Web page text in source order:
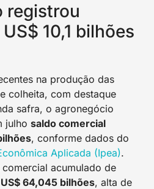
registrou
10,1 bilhões
na produção das
colheita, com destaque
safra, o agronegócio
julho saldo comercial
, conforme dados do
Aplicada (Ipea).
acumulado de
US$ 64,045 bilhões, alta de